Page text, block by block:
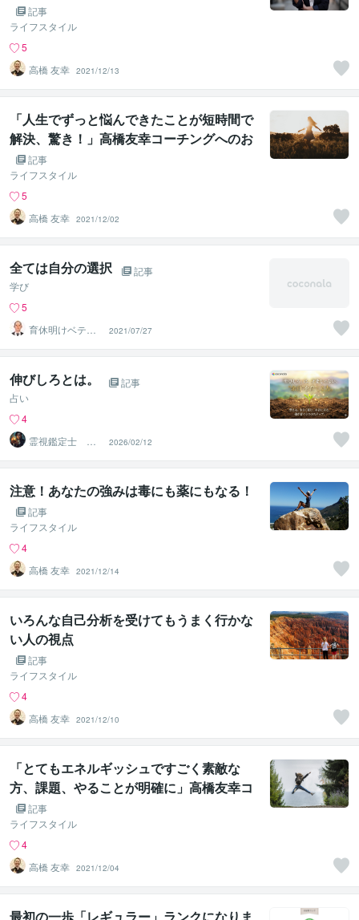
記事
ライフスタイル
5
高橋 友幸 2021/12/13
「人生でずっと悩んできたことが短時間で
解決、驚き！」高橋友幸コーチングへのお
声 記事
ライフスタイル
5
高橋 友幸 2021/12/02
全ては自分の選択
記事
学び
5
育休明けベテラ
ン営業マン⭐︎ケン
ポッポ
2021/07/27
伸びしろとは。
記事
占い
4
霊視鑑定士 昴
流（すばる）※ブ
ログ更新中
2026/02/12
注意！あなたの強みは毒にも薬にもなる！
記事
ライフスタイル
4
高橋 友幸 2021/12/14
いろんな自己分析を受けてもうまく行かな
い人の視点
記事
ライフスタイル
4
高橋 友幸 2021/12/10
「とてもエネルギッシュですごく素敵な
方、課題、やることが明確に」高橋友幸コ
ーチングへのお声
記事
ライフスタイル
4
高橋 友幸 2021/12/04